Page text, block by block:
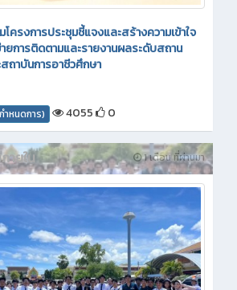
โครงการประชุมชี้แจงและสร้างความเข้าใจ
ยการติดตามและรายงานผลระดับสถาน
ถาบันการอาชีวศึกษา
ำหนดการ) 4055 0
1 เดือน ที่ผ่านมา
ายใน